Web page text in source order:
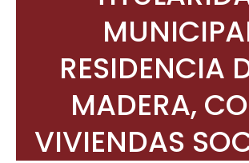
RESIDENCIA
MADERA,
VIVIENDAS